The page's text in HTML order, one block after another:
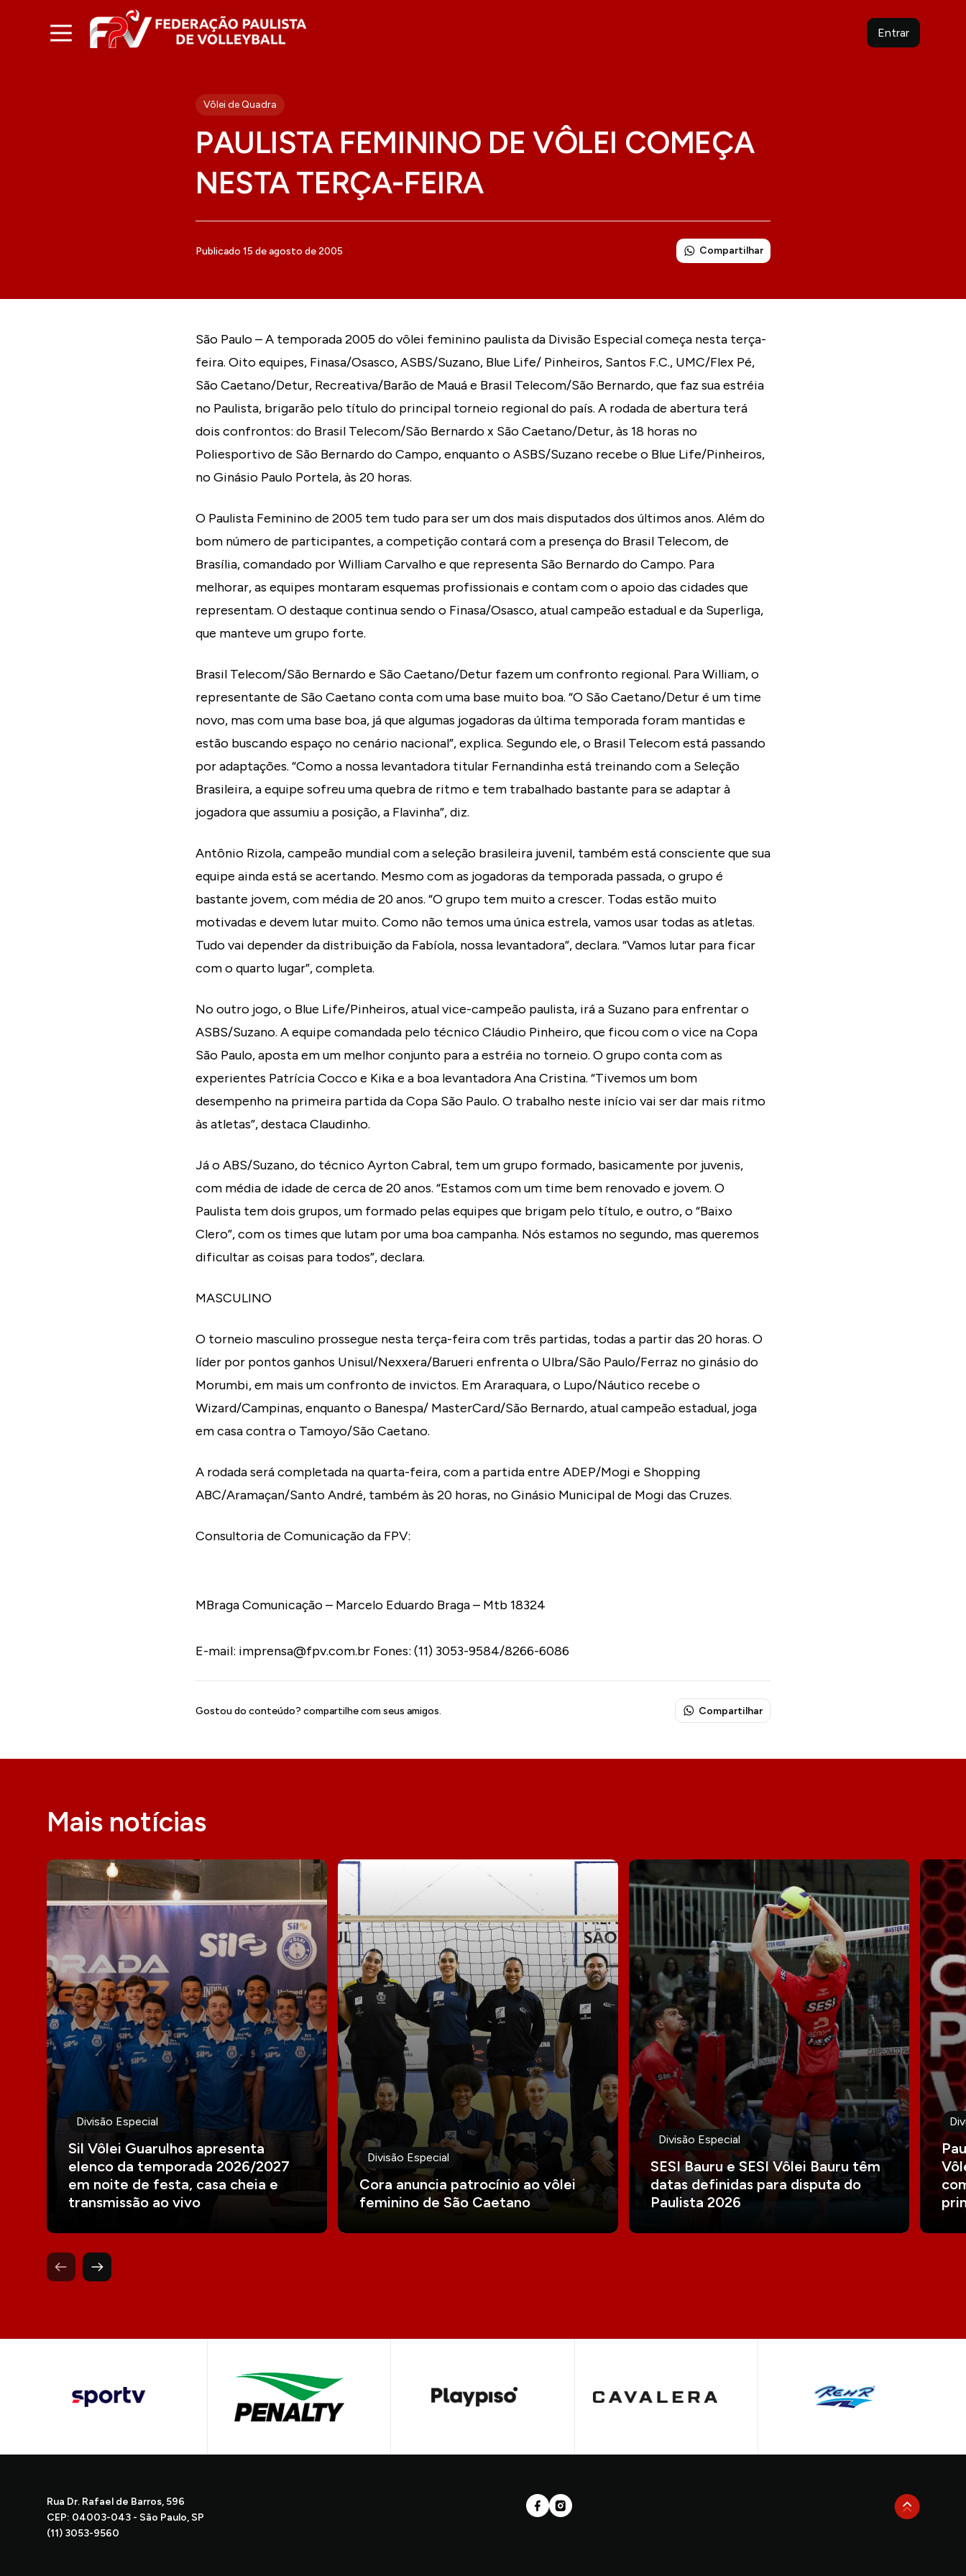
Entrar
Vôlei de Quadra
PAULISTA FEMININO DE VÔLEI COMEÇA
NESTA TERÇA-FEIRA
Publicado 15 de agosto de 2005 Compartilhar
São Paulo – A temporada 2005 do vôlei feminino paulista da Divisão Especial começa nesta terça-
feira. Oito equipes, Finasa/Osasco, ASBS/Suzano, Blue Life/ Pinheiros, Santos F.C., UMC/Flex Pé,
São Caetano/Detur, Recreativa/Barão de Mauá e Brasil Telecom/São Bernardo, que faz sua estréia
no Paulista, brigarão pelo título do principal torneio regional do país. A rodada de abertura terá
dois confrontos: do Brasil Telecom/São Bernardo x São Caetano/Detur, às 18 horas no
Poliesportivo de São Bernardo do Campo, enquanto o ASBS/Suzano recebe o Blue Life/Pinheiros,
no Ginásio Paulo Portela, às 20 horas.
O Paulista Feminino de 2005 tem tudo para ser um dos mais disputados dos últimos anos. Além do
bom número de participantes, a competição contará com a presença do Brasil Telecom, de
Brasília, comandado por William Carvalho e que representa São Bernardo do Campo. Para
melhorar, as equipes montaram esquemas profissionais e contam com o apoio das cidades que
representam. O destaque continua sendo o Finasa/Osasco, atual campeão estadual e da Superliga,
que manteve um grupo forte.
Brasil Telecom/São Bernardo e São Caetano/Detur fazem um confronto regional. Para William, o
representante de São Caetano conta com uma base muito boa. “O São Caetano/Detur é um time
novo, mas com uma base boa, já que algumas jogadoras da última temporada foram mantidas e
estão buscando espaço no cenário nacional”, explica. Segundo ele, o Brasil Telecom está passando
por adaptações. “Como a nossa levantadora titular Fernandinha está treinando com a Seleção
Brasileira, a equipe sofreu uma quebra de ritmo e tem trabalhado bastante para se adaptar à
jogadora que assumiu a posição, a Flavinha”, diz.
Antônio Rizola, campeão mundial com a seleção brasileira juvenil, também está consciente que sua
equipe ainda está se acertando. Mesmo com as jogadoras da temporada passada, o grupo é
bastante jovem, com média de 20 anos. “O grupo tem muito a crescer. Todas estão muito
motivadas e devem lutar muito. Como não temos uma única estrela, vamos usar todas as atletas.
Tudo vai depender da distribuição da Fabíola, nossa levantadora”, declara. “Vamos lutar para ficar
com o quarto lugar”, completa.
No outro jogo, o Blue Life/Pinheiros, atual vice-campeão paulista, irá a Suzano para enfrentar o
ASBS/Suzano. A equipe comandada pelo técnico Cláudio Pinheiro, que ficou com o vice na Copa
São Paulo, aposta em um melhor conjunto para a estréia no torneio. O grupo conta com as
experientes Patrícia Cocco e Kika e a boa levantadora Ana Cristina. “Tivemos um bom
desempenho na primeira partida da Copa São Paulo. O trabalho neste início vai ser dar mais ritmo
às atletas”, destaca Claudinho.
Já o ABS/Suzano, do técnico Ayrton Cabral, tem um grupo formado, basicamente por juvenis,
com média de idade de cerca de 20 anos. “Estamos com um time bem renovado e jovem. O
Paulista tem dois grupos, um formado pelas equipes que brigam pelo título, e outro, o “Baixo
Clero”, com os times que lutam por uma boa campanha. Nós estamos no segundo, mas queremos
dificultar as coisas para todos”, declara.
MASCULINO
O torneio masculino prossegue nesta terça-feira com três partidas, todas a partir das 20 horas. O
líder por pontos ganhos Unisul/Nexxera/Barueri enfrenta o Ulbra/São Paulo/Ferraz no ginásio do
Morumbi, em mais um confronto de invictos. Em Araraquara, o Lupo/Náutico recebe o
Wizard/Campinas, enquanto o Banespa/ MasterCard/São Bernardo, atual campeão estadual, joga
em casa contra o Tamoyo/São Caetano.
A rodada será completada na quarta-feira, com a partida entre ADEP/Mogi e Shopping
ABC/Aramaçan/Santo André, também às 20 horas, no Ginásio Municipal de Mogi das Cruzes.
Consultoria de Comunicação da FPV:
MBraga Comunicação – Marcelo Eduardo Braga – Mtb 18324
E-mail: imprensa@fpv.com.br Fones: (11) 3053-9584/8266-6086
Gostou do conteúdo? compartilhe com seus amigos. Compartilhar
Mais notícias
Divisão Especial
Sil Vôlei Guarulhos apresenta
elenco da temporada 2026/2027
em noite de festa, casa cheia e
transmissão ao vivo
Divisão Especial
Cora anuncia patrocínio ao vôlei
feminino de São Caetano
Divisão Especial
SESI Bauru e SESI Vôlei Bauru têm
datas definidas para disputa do
Paulista 2026
Rua Dr. Rafael de Barros, 596
CEP: 04003-043 - São Paulo, SP
(11) 3053-9560